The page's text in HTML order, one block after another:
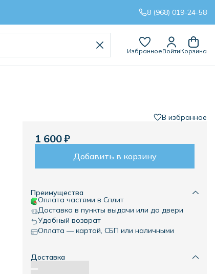
8 (968) 019-24-58
ИзбранноеВойтиКорзина
В избранное
1 600 ₽
Добавить в корзину
Преимущества
Оплата частями в Сплит
Доставка в пункты выдачи или до двери
Удобный возврат
Оплата — картой, СБП или наличными
Доставка